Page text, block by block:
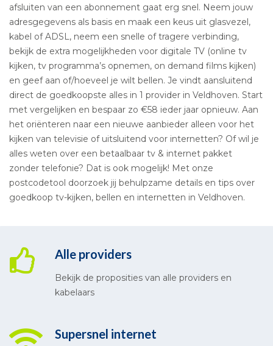
afsluiten van een abonnement gaat erg snel. Neem jouw
adresgegevens als basis en maak een keus uit glasvezel,
kabel of ADSL, neem een snelle of tragere verbinding,
bekijk de extra mogelijkheden voor digitale TV (online tv
kijken, tv programma’s opnemen, on demand films kijken)
en geef aan of/hoeveel je wilt bellen. Je vindt aansluitend
direct de goedkoopste alles in 1 provider in Veldhoven. Start
met vergelijken en bespaar zo €58 ieder jaar opnieuw. Aan
het oriënteren naar een nieuwe aanbieder alleen voor het
kijken van televisie of uitsluitend voor internetten? Of wil je
alles weten over een betaalbaar tv & internet pakket
zonder telefonie? Dat is ook mogelijk! Met onze
postcodetool doorzoek jij behulpzame details en tips over
goedkoop tv-kijken, bellen en internetten in Veldhoven.
Alle providers
Bekijk de proposities van alle providers en
kabelaars
Supersnel internet